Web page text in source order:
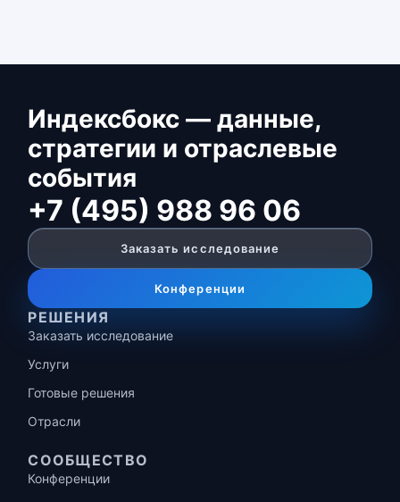
Индексбокс — данные,
стратегии и отраслевые
события
+7 (495) 988 96 06
Заказать исследование
Конференции
РЕШЕНИЯ
Заказать исследование
Услуги
Готовые решения
Отрасли
СООБЩЕСТВО
Конференции